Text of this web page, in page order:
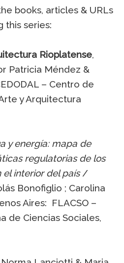
books, articles & URLs
this series:
Rioplatense,
Patricia Méndez &
– Centro de
y Arquitectura
y energía: mapa de
regulatorias de los
el interior del país/
Bonofiglio ; Carolina
Aires: FLACSO –
de Ciencias Sociales,